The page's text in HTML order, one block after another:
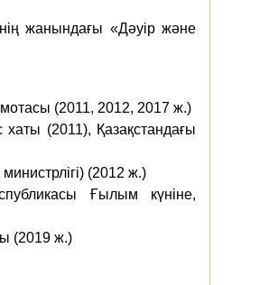
жанындағы «Дәуір және
(2011, 2012, 2017 ж.)
(2011), Қазақстандағы
(2012 ж.)
Ғылым күніне,
(2019 ж.)